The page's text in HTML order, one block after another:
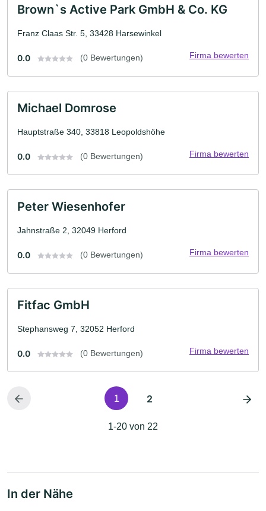
Brown`s Active Park GmbH & Co. KG
Franz Claas Str. 5, 33428 Harsewinkel
0.0 (0 Bewertungen) Firma bewerten
Michael Domrose
Hauptstraße 340, 33818 Leopoldshöhe
0.0 (0 Bewertungen) Firma bewerten
Peter Wiesenhofer
Jahnstraße 2, 32049 Herford
0.0 (0 Bewertungen) Firma bewerten
Fitfac GmbH
Stephansweg 7, 32052 Herford
0.0 (0 Bewertungen) Firma bewerten
1 2
1-20 von 22
In der Nähe